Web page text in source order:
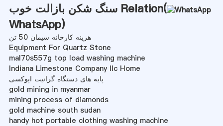
سنگ شکن بازالت خوب Relation(
WhatsApp)
هزینه کارخانه سیمان 50 تن
Equipment For Quartz Stone
mal70s557g top load washing machine
Indiana Limestone Company Ilc Home
پایه های دستگاه گرانیت اپوکسی
gold mining in myanmar
mining process of diamonds
gold machine south sudan
handy hot portable clothing washing machine